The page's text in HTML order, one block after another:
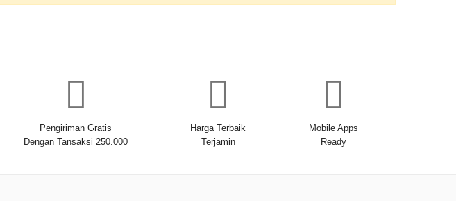
Pengiriman Gratis
Dengan Tansaksi 250.000
Harga Terbaik
Terjamin
Mobile Apps
Ready